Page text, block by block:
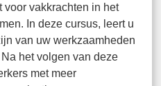
voor vakkrachten in het
In deze cursus, leert u
van uw werkzaamheden
het volgen van deze
met meer